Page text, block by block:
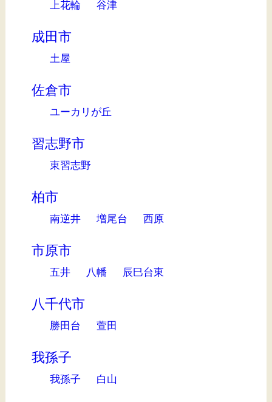
上花輪 谷津
成田市
土屋
佐倉市
ユーカリが丘
習志野市
東習志野
柏市
南逆井 増尾台 西原
市原市
五井 八幡 辰巳台東
八千代市
勝田台 萱田
我孫子
我孫子 白山